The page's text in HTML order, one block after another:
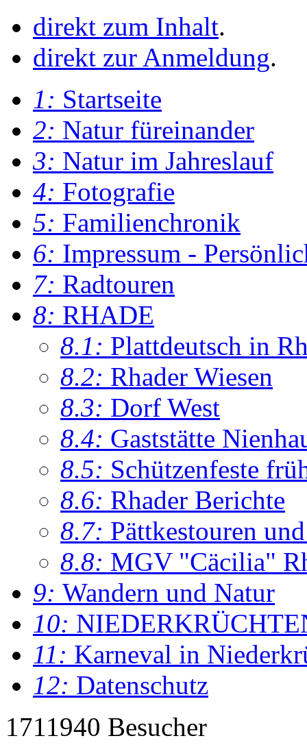
direkt zum Inhalt.
direkt zur Anmeldung.
1: Startseite
2: Natur füreinander
3: Natur im Jahreslauf
4: Fotografie
5: Familienchronik
6: Impressum -
7: Radtouren
8: RHADE
8.1: Plattdeutsch in
8.2: Rhader Wiesen
8.3: Dorf West
8.4: Gaststätte
8.5: Schützenfeste
8.6: Rhader Berichte
8.7: Pättkestouren
8.8: MGV "Cäcilia"
9: Wandern und Natur
10:
11: Karneval in
12: Datenschutz
1711940 Besucher